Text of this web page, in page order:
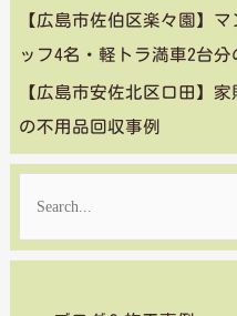
【広島市佐伯区楽々園】
ッフ4名・軽トラ満車2台分
【広島市安佐北区口田】
の不用品回収事例
索